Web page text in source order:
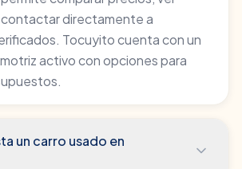
directamente a
Tocuyito cuenta con un
activo con opciones para
un carro usado en